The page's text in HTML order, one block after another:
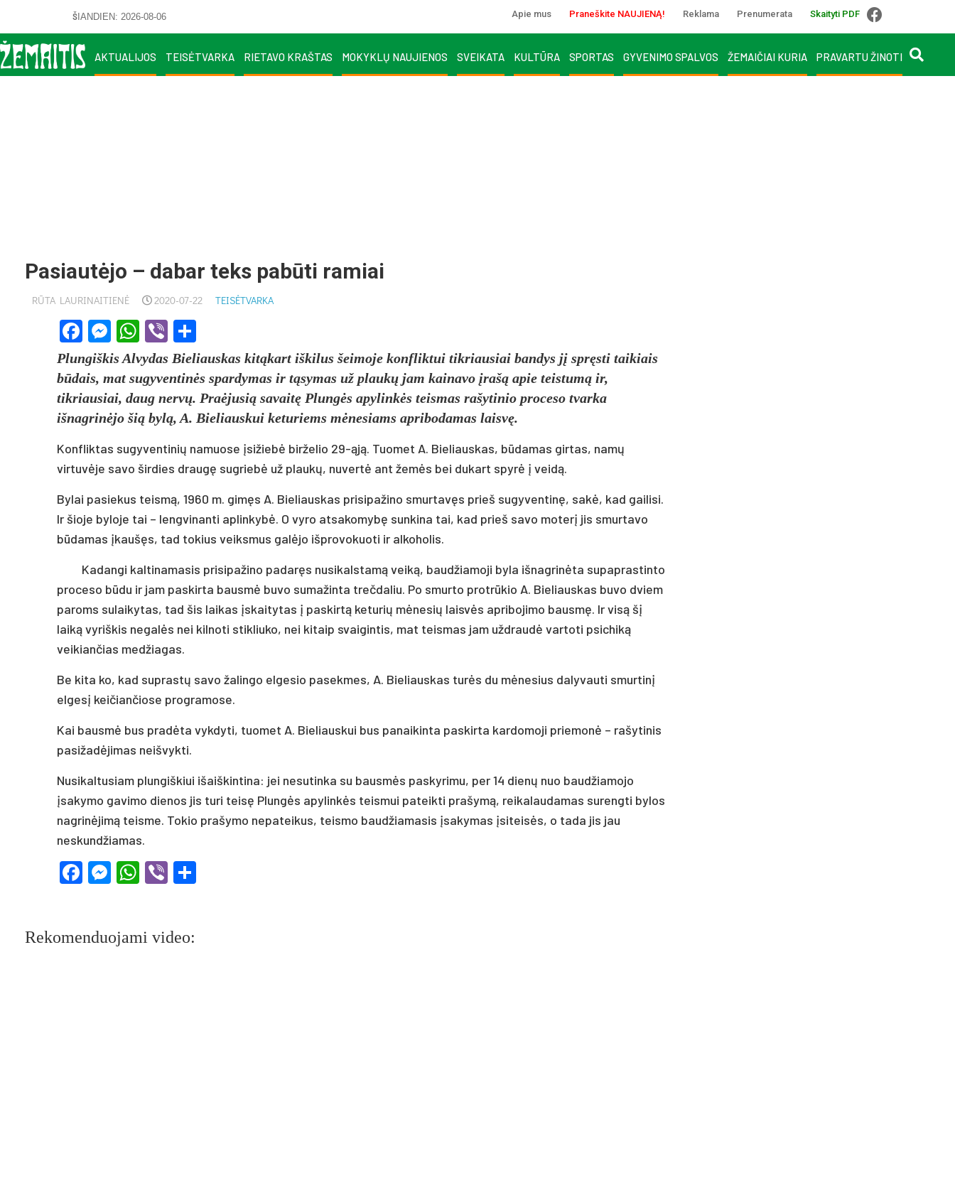
ŠIANDIEN: 2026-08-06 Apie mus Praneškite NAUJIENĄ! Reklama Prenumerata Skaityti PDF
AKTUALIJOS TEISĖTVARKA RIETAVO KRAŠTAS MOKYKLŲ NAUJIENOS SVEIKATA KULTŪRA SPORTAS GYVENIMO SPALVOS ŽEMAIČIAI KURIA PRAVARTU ŽINOTI
Pasiautėjo – dabar teks pabūti ramiai
RŪTA LAURINAITIENĖ 2020-07-22 TEISĖTVARKA
Facebook
Messenger
WhatsApp
Viber
Plungiškis Alvydas Bieliauskas kitąkart iškilus šeimoje konfliktui tikriausiai bandys jį spręsti taikiais
būdais, mat sugyventinės spardymas ir tąsymas už plaukų jam kainavo įrašą apie teistumą ir,
tikriausiai, daug nervų. Praėjusią savaitę Plungės apylinkės teismas rašytinio proceso tvarka
išnagrinėjo šią bylą, A. Bieliauskui keturiems mėnesiams apribodamas laisvę.
Konfliktas sugyventinių namuose įsižiebė birželio 29-ąją. Tuomet A. Bieliauskas, būdamas girtas, namų
virtuvėje savo širdies draugę sugriebė už plaukų, nuvertė ant žemės bei dukart spyrė į veidą.
Bylai pasiekus teismą, 1960 m. gimęs A. Bieliauskas prisipažino smurtavęs prieš sugyventinę, sakė, kad gailisi.
Ir šioje byloje tai – lengvinanti aplinkybė. O vyro atsakomybę sunkina tai, kad prieš savo moterį jis smurtavo
būdamas įkaušęs, tad tokius veiksmus galėjo išprovokuoti ir alkoholis.
Kadangi kaltinamasis prisipažino padaręs nusikalstamą veiką, baudžiamoji byla išnagrinėta supaprastinto
proceso būdu ir jam paskirta bausmė buvo sumažinta trečdaliu. Po smurto protrūkio A. Bieliauskas buvo dviem
paroms sulaikytas, tad šis laikas įskaitytas į paskirtą keturių mėnesių laisvės apribojimo bausmę. Ir visą šį
laiką vyriškis negalės nei kilnoti stikliuko, nei kitaip svaigintis, mat teismas jam uždraudė vartoti psichiką
veikiančias medžiagas.
Be kita ko, kad suprastų savo žalingo elgesio pasekmes, A. Bieliauskas turės du mėnesius dalyvauti smurtinį
elgesį keičiančiose programose.
Kai bausmė bus pradėta vykdyti, tuomet A. Bieliauskui bus panaikinta paskirta kardomoji priemonė – rašytinis
pasižadėjimas neišvykti.
Nusikaltusiam plungiškiui išaiškintina: jei nesutinka su bausmės paskyrimu, per 14 dienų nuo baudžiamojo
įsakymo gavimo dienos jis turi teisę Plungės apylinkės teismui pateikti prašymą, reikalaudamas surengti bylos
nagrinėjimą teisme. Tokio prašymo nepateikus, teismo baudžiamasis įsakymas įsiteisės, o tada jis jau
neskundžiamas.
Facebook
Messenger
WhatsApp
Viber
Rekomenduojami video: